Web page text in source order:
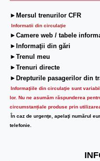
►Mersul trenurilor CFR
Informatii din circulaţie
►Camere web / tabele
►Informaţii din gări
►Trenul meu
►Trenuri directe
►Drepturile pasagerilor din
Informaţiile din circulaţie sunt
lor. Nu ne asumăm răspunderea
circumstanțiale produse prin
În caz de urgenţe, apelaţi numărul
telefonie.